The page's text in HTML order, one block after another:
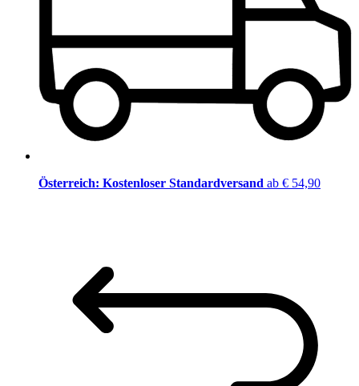
Österreich: Kostenloser Standardversand ab € 54,90